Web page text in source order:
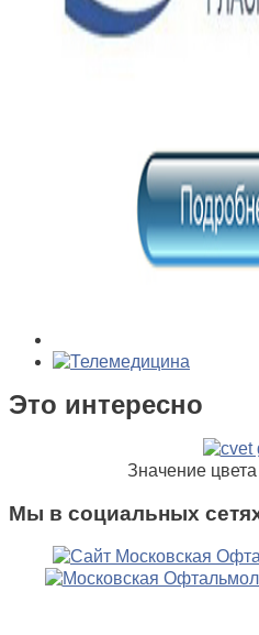
Это интересно
Значение
Мы в социальных